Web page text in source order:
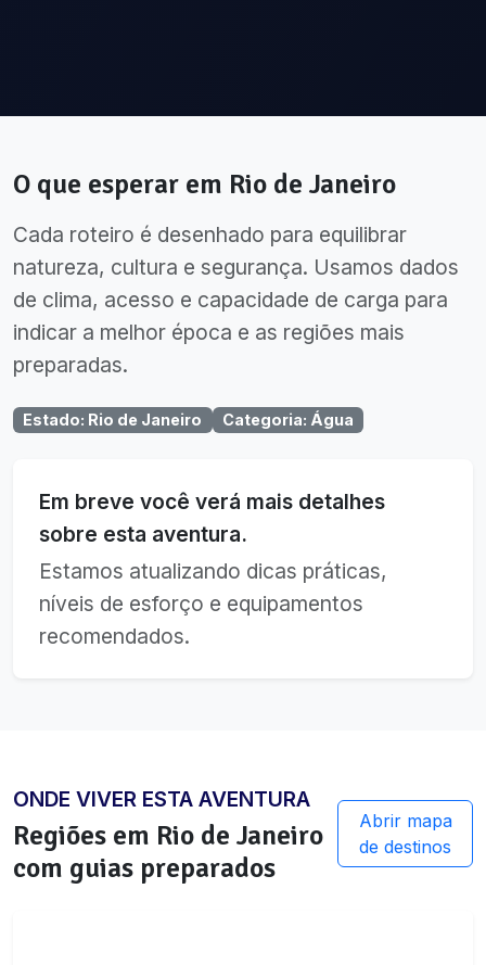
O que esperar em Rio de Janeiro
Cada roteiro é desenhado para equilibrar
natureza, cultura e segurança. Usamos dados
de clima, acesso e capacidade de carga para
indicar a melhor época e as regiões mais
preparadas.
Estado: Rio de Janeiro Categoria: Água
Em breve você verá mais detalhes
sobre esta aventura.
Estamos atualizando dicas práticas,
níveis de esforço e equipamentos
recomendados.
ONDE VIVER ESTA AVENTURA
Regiões em Rio de Janeiro
com guias preparados
Abrir mapa
de destinos